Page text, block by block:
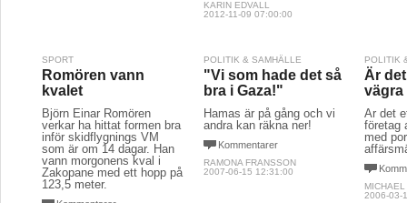
KARIN EDVALL
2012-11-09 07:00:00
SPORT
Romören vann
kvalet
Björn Einar Romören
verkar ha hittat formen bra
inför skidflygnings VM
som är om 14 dagar. Han
vann morgonens kval i
Zakopane med ett hopp på
123,5 meter.
POLITIK & SAMHÄLLE
"Vi som hade det så
bra i Gaza!"
Hamas är på gång och vi
andra kan räkna ner!
Kommentarer
RAMONA FRANSSON
2007-06-15 12:31:00
POLITIK
Är
Är det
företag
med
2006-03-